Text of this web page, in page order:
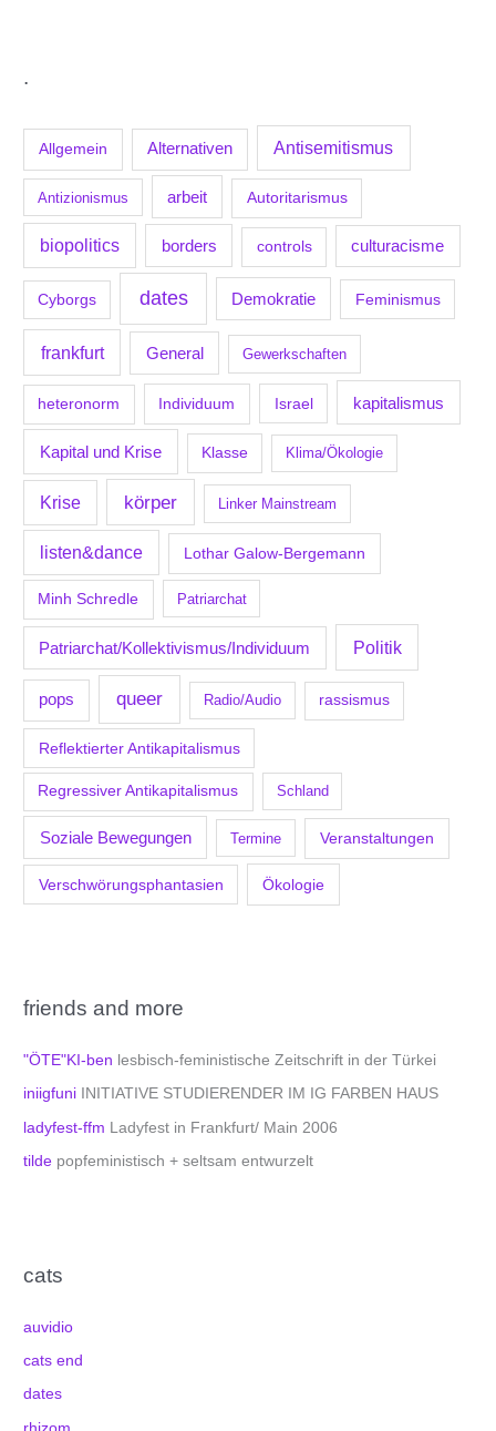
.
Allgemein Alternativen Antisemitismus
Antizionismus arbeit Autoritarismus
biopolitics borders controls culturacisme
Cyborgs dates Demokratie Feminismus
frankfurt General Gewerkschaften
heteronorm Individuum Israel kapitalismus
Kapital und Krise Klasse Klima/Ökologie
Krise körper Linker Mainstream
listen&dance Lothar Galow-Bergemann
Minh Schredle Patriarchat
Patriarchat/Kollektivismus/Individuum Politik
pops queer Radio/Audio rassismus
Reflektierter Antikapitalismus
Regressiver Antikapitalismus Schland
Soziale Bewegungen Termine Veranstaltungen
Verschwörungsphantasien Ökologie
friends and more
"ÖTE"KI-ben lesbisch-feministische Zeitschrift in der Türkei
iniigfuni INITIATIVE STUDIERENDER IM IG FARBEN HAUS
ladyfest-ffm Ladyfest in Frankfurt/ Main 2006
tilde popfeministisch + seltsam entwurzelt
cats
auvidio
cats end
dates